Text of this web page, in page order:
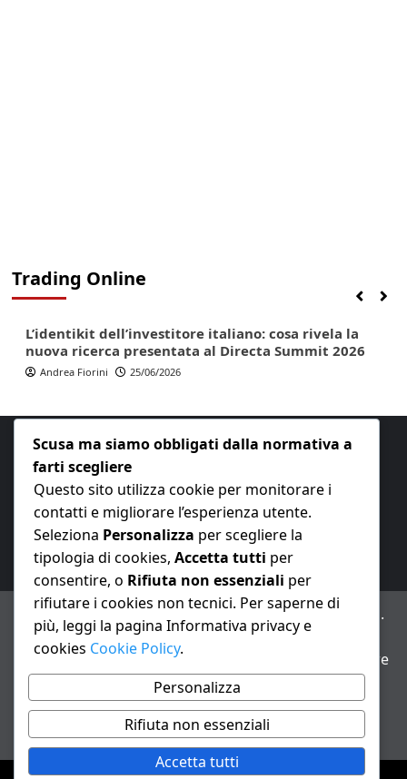
Trading Online
L’identikit dell’investitore italiano: cosa rivela la
nuova ricerca presentata al Directa Summit 2026
Andrea Fiorini 25/06/2026
E-mail:redazione@nuovaeconomia.it
ANNO XXIII – Testata giornalistica reg. Trib. Milano n.
487 del 20/9/2002 – Dir. resp. Andrea Fiorini
Avviso IA: alcuni articoli di questo sito possono essere
realizzati con il supporto di sistemi di intelligenza
artificiale con supervisione e verifica di un redattore
Informativa privacy e cookie
Scusa ma siamo obbligati dalla normativa a
farti scegliere
Questo sito utilizza cookie per monitorare i
contatti e migliorare l’esperienza utente.
Seleziona Personalizza per scegliere la
tipologia di cookies, Accetta tutti per
consentire, o Rifiuta non essenziali per
rifiutare i cookies non tecnici. Per saperne di
più, leggi la pagina Informativa privacy e
cookies Cookie Policy.
Personalizza
Rifiuta non essenziali
Accetta tutti